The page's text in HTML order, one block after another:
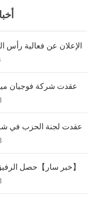
«استقبال العام الجديد
عقدت شركة فوجيان
الكهربائية المحدودة
عقدت لجنة الحزب في
ميندونغ للآلات
أفكار شي جين بينغ حول
ذات الخصائص
【خبر سار】حصل
جيان من شركة فوجيان